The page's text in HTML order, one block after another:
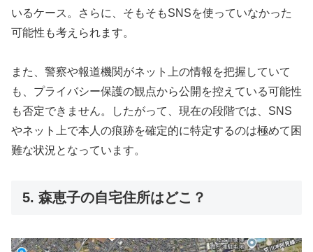
いるケース。さらに、そもそもSNSを使っていなかった
可能性も考えられます。
また、警察や報道機関がネット上の情報を把握していて
も、プライバシー保護の観点から公開を控えている可能性
も否定できません。したがって、現在の段階では、SNS
やネット上で本人の痕跡を確定的に特定するのは極めて困
難な状況となっています。
5. 森恵子の自宅住所はどこ？